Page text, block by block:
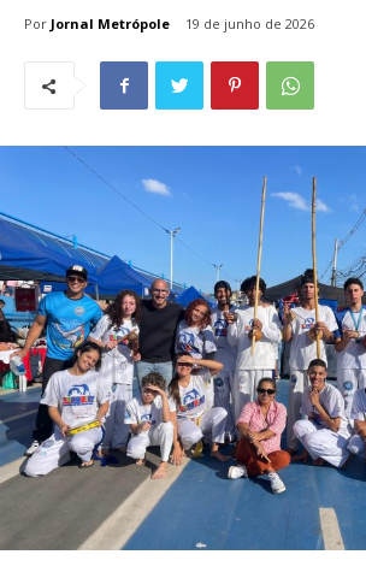
Por Jornal Metrópole 19 de junho de 2026